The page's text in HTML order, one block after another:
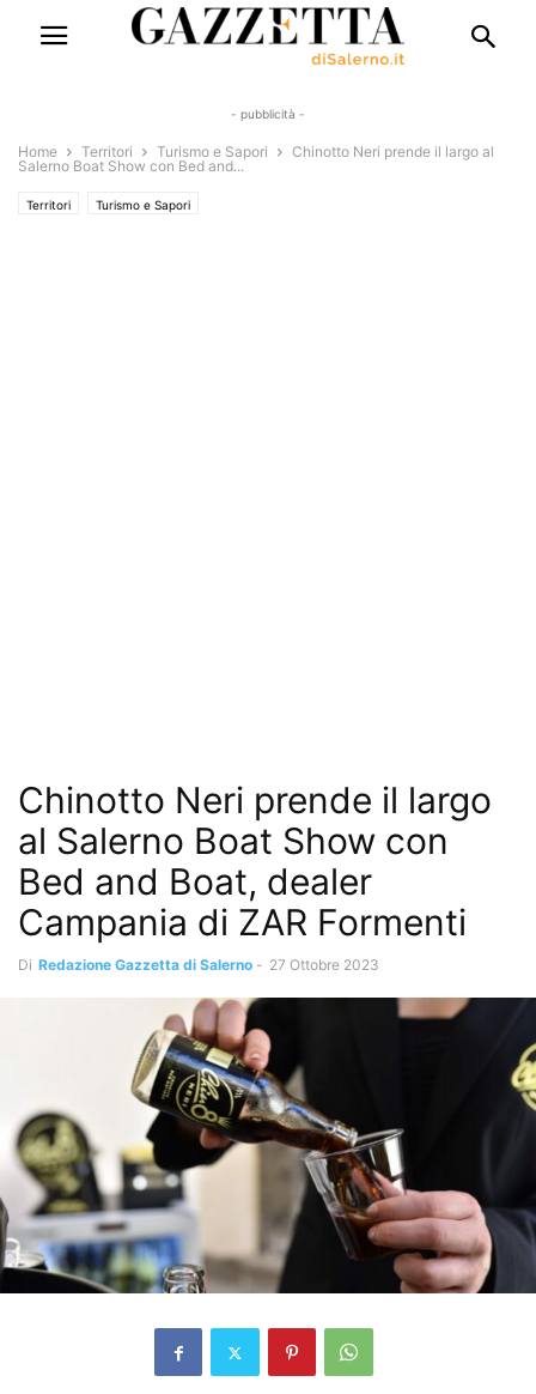
- pubblicità -
Home Territori Turismo e Sapori
Chinotto Neri prende il largo al
Salerno Boat Show con Bed and...
Territori Turismo e Sapori
Chinotto Neri prende il largo
al Salerno Boat Show con
Bed and Boat, dealer
Campania di ZAR Formenti
Di Redazione Gazzetta di Salerno - 27 Ottobre 2023